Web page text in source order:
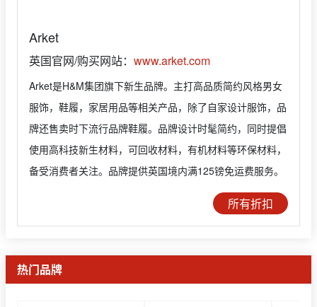
Arket
英国官网/购买网站： www.arket.com
Arket是H&M集团旗下新生品牌。主打高品质简约风格男女
服饰，鞋履，家居用品等相关产品，除了自家设计服饰，品
牌还售卖时下流行品牌鞋履。品牌设计时髦简约，同时提倡
使用高科技新生材料，可回收材料，有机材料等环保材料，
备受消费者关注。品牌提供英国境内满125镑免运费服务。
所有折扣
热门品牌